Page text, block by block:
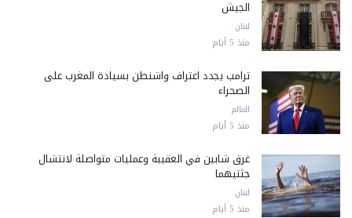
الجيش
لبنان
منذ 5 أيام
ترامب يجدد اعتراف واشنطن بسيادة المغرب على
الصحراء
العالم
منذ 5 أيام
غرق شابين في العقيبة وعمليات متواصلة لانتشال
جثتيهما
لبنان
منذ 5 أيام